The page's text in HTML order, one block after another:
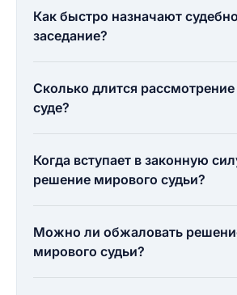
Как быстро назначают
заседание?
Сколько длится рассмотрение
суде?
Когда вступает в законную
решение мирового судьи?
Можно ли обжаловать
мирового судьи?